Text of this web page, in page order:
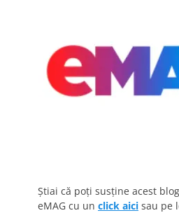
Știai că poți susține acest
eMAG cu un click aici sau pe